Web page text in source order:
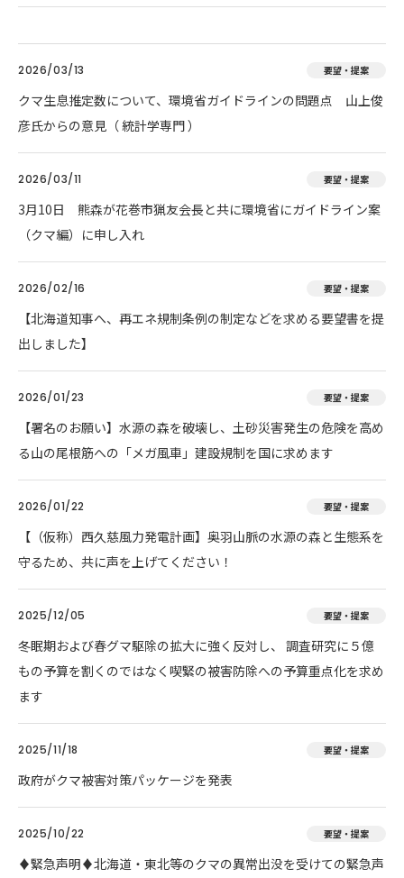
2026/03/13 要望・提案
クマ生息推定数について、環境省ガイドラインの問題点 山上俊
彦氏からの意見（ 統計学専門 ）
2026/03/11 要望・提案
3月10日 熊森が花巻市猟友会長と共に環境省にガイドライン案
（クマ編）に申し入れ
2026/02/16 要望・提案
【北海道知事へ、再エネ規制条例の制定などを求める要望書を提
出しました】
2026/01/23 要望・提案
【署名のお願い】水源の森を破壊し、土砂災害発生の危険を高め
る山の尾根筋への「メガ風車」建設規制を国に求めます
2026/01/22 要望・提案
【（仮称）西久慈風力発電計画】奥羽山脈の水源の森と生態系を
守るため、共に声を上げてください！
2025/12/05 要望・提案
冬眠期および春グマ駆除の拡大に強く反対し、 調査研究に５億
もの予算を割くのではなく喫緊の被害防除への予算重点化を求め
ます
2025/11/18 要望・提案
政府がクマ被害対策パッケージを発表
2025/10/22 要望・提案
♦️緊急声明♦️北海道・東北等のクマの異常出没を受けての緊急声